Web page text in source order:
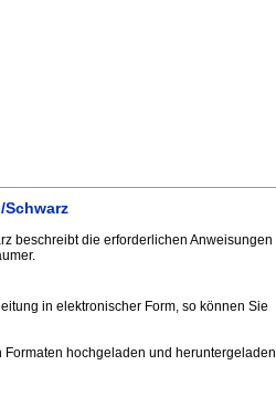
Schwarz
beschreibt die erforderlichen Anweisungen
in elektronischer Form, so können Sie
Formaten hochgeladen und heruntergeladen